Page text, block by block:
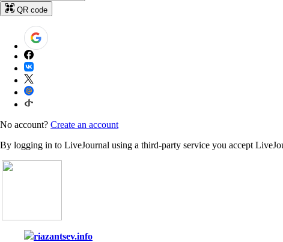
QR code
No account? Create an account
By logging in to LiveJournal using a third-party service you accept
riazantsev.info